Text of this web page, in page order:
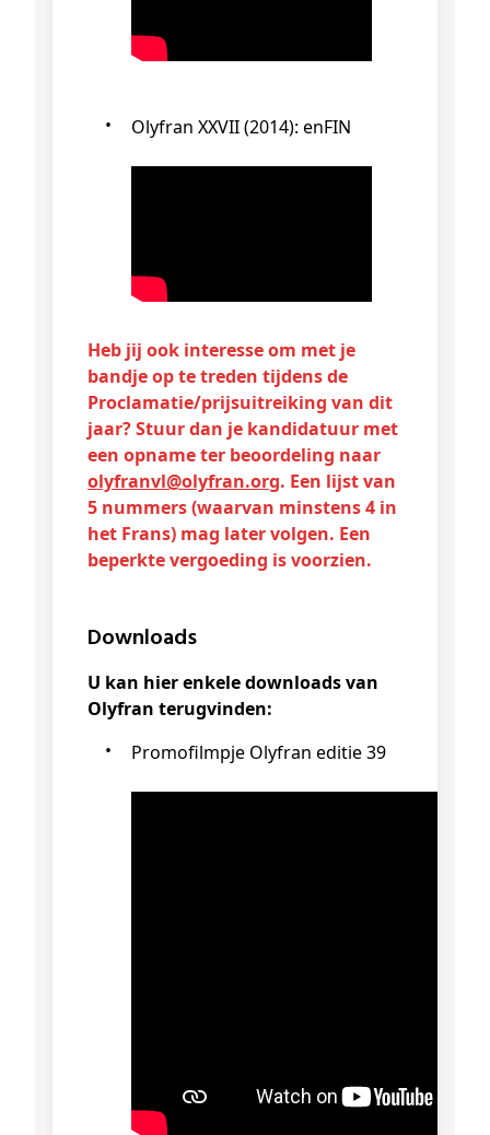
Olyfran XXVII (2014): enFIN
Heb jij ook interesse om met je
bandje op te treden tijdens de
Proclamatie/prijsuitreiking van dit
jaar? Stuur dan je kandidatuur met
een opname ter beoordeling naar
olyfranvl@olyfran.org. Een lijst van
5 nummers (waarvan minstens 4 in
het Frans) mag later volgen. Een
beperkte vergoeding is voorzien.
Downloads
U kan hier enkele downloads van
Olyfran terugvinden:
Promofilmpje Olyfran editie 39